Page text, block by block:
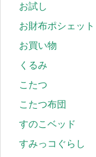
お試し
お財布ポシェット
お買い物
くるみ
こたつ
こたつ布団
すのこベッド
すみっコぐらし